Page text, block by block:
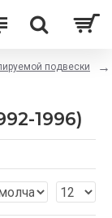
подвески
1996)